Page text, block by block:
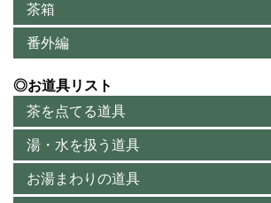
茶箱
番外編
◎お道具リスト
茶を点てる道具
湯・水を扱う道具
お湯まわりの道具